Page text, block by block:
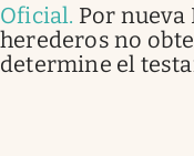
Oficial. Por nueva
herederos no
determine el